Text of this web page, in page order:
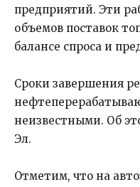
предприятий. Эти
объемов поставок
балансе спроса и
Сроки завершения
неизвестными. Об
Эл.
Отметим, что на